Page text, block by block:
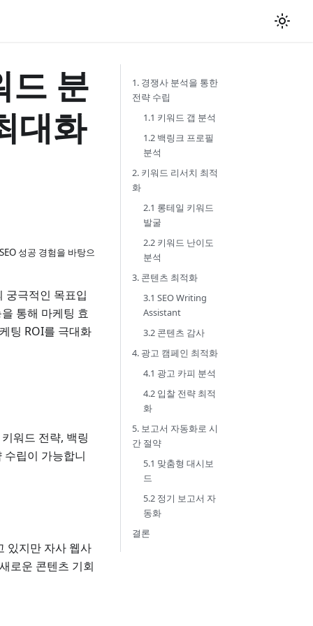
분
대화
성공 경험을 바탕으
궁극적인 목표입
통해 마케팅 효
팅 ROI를 극대화
워드 전략, 백링
립이 가능합니
있지만 자사 웹사
로운 콘텐츠 기회
1. 경쟁사 분석을 통한
전략 수립
1.1 키워드 갭 분석
1.2 백링크 프로필
분석
2. 키워드 리서치 최적
화
2.1 롱테일 키워드
발굴
2.2 키워드 난이도
분석
3. 콘텐츠 최적화
3.1 SEO Writing
Assistant
3.2 콘텐츠 감사
4. 광고 캠페인 최적화
4.1 광고 카피 분석
4.2 입찰 전략 최적
화
5. 보고서 자동화로 시
간 절약
5.1 맞춤형 대시보
드
5.2 정기 보고서 자
동화
결론